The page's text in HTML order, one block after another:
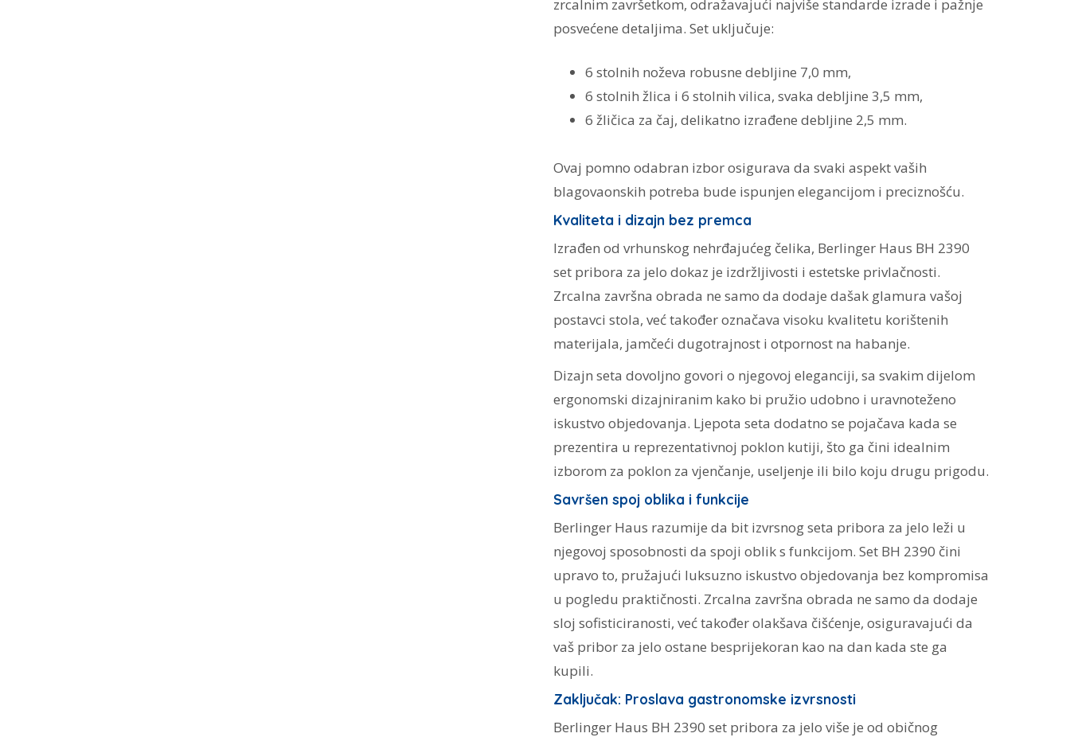
zrcalnim završetkom, odražavajući najviše standarde izrade i pažnje
posvećene detaljima. Set uključuje:
6 stolnih noževa robusne debljine 7,0 mm,
6 stolnih žlica i 6 stolnih vilica, svaka debljine 3,5 mm,
6 žličica za čaj, delikatno izrađene debljine 2,5 mm.
Ovaj pomno odabran izbor osigurava da svaki aspekt vaših
blagovaonskih potreba bude ispunjen elegancijom i preciznošću.
Kvaliteta i dizajn bez premca
Izrađen od vrhunskog nehrđajućeg čelika, Berlinger Haus BH 2390
set pribora za jelo dokaz je izdržljivosti i estetske privlačnosti.
Zrcalna završna obrada ne samo da dodaje dašak glamura vašoj
postavci stola, već također označava visoku kvalitetu korištenih
materijala, jamčeći dugotrajnost i otpornost na habanje.
Dizajn seta dovoljno govori o njegovoj eleganciji, sa svakim dijelom
ergonomski dizajniranim kako bi pružio udobno i uravnoteženo
iskustvo objedovanja. Ljepota seta dodatno se pojačava kada se
prezentira u reprezentativnoj poklon kutiji, što ga čini idealnim
izborom za poklon za vjenčanje, useljenje ili bilo koju drugu prigodu.
Savršen spoj oblika i funkcije
Berlinger Haus razumije da bit izvrsnog seta pribora za jelo leži u
njegovoj sposobnosti da spoji oblik s funkcijom. Set BH 2390 čini
upravo to, pružajući luksuzno iskustvo objedovanja bez kompromisa
u pogledu praktičnosti. Zrcalna završna obrada ne samo da dodaje
sloj sofisticiranosti, već također olakšava čišćenje, osiguravajući da
vaš pribor za jelo ostane besprijekoran kao na dan kada ste ga
kupili.
Zaključak: Proslava gastronomske izvrsnosti
Berlinger Haus BH 2390 set pribora za jelo više je od običnog